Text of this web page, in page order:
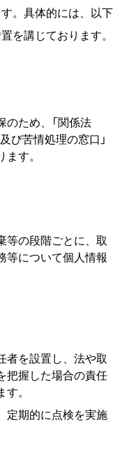
。具体的には、以下
を講じております。
ため、「関係法
び苦情処理の窓⼝」
す。
等の段階ごとに、取
等について個人情報
者を設置し、法や取
把握した場合の責任
。
定期的に点検を実施